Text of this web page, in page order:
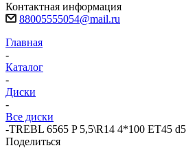
Контактная информация
88005555054@mail.ru
Главная
-
Каталог
-
Диски
-
Все диски
-TREBL 6565 P 5,5\R14 4*100 ET45
Поделиться